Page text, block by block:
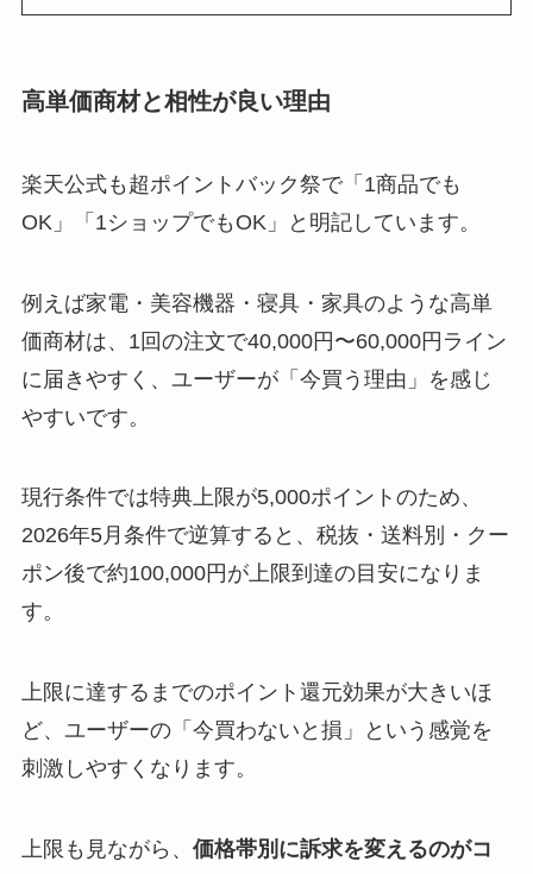
高単価商材と相性が良い理由
楽天公式も超ポイントバック祭で「1商品でも
OK」「1ショップでもOK」と明記しています。
例えば家電・美容機器・寝具・家具のような高単
価商材は、1回の注文で40,000円〜60,000円ライン
に届きやすく、ユーザーが「今買う理由」を感じ
やすいです。
現行条件では特典上限が5,000ポイントのため、
2026年5月条件で逆算すると、税抜・送料別・クー
ポン後で約100,000円が上限到達の目安になりま
す。
上限に達するまでのポイント還元効果が大きいほ
ど、ユーザーの「今買わないと損」という感覚を
刺激しやすくなります。
上限も見ながら、 価格帯別に訴求を変えるのがコ